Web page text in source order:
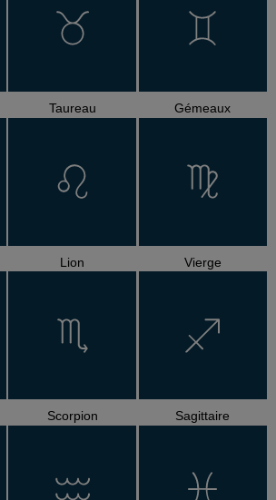
Taureau Gémeaux
Lion Vierge
Scorpion Sagittaire